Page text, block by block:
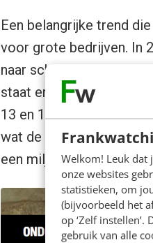
Welkom! Leuk dat
onze websites
statistieken, om
(bijvoorbeeld het
op ‘Zelf instellen’.
gebruik van alle
Een belangrijke trend
voor grote bedrijven. In
naar schatting 200.000.
staat er voor 600 euro
13 en 18 jaar is, kan op
wat de mogelijkheden
een miljoen jongeren